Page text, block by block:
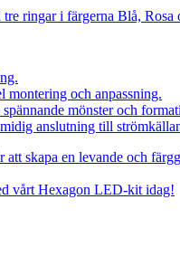
ringar i färgerna Blå, Rosa
montering och anpassning.
mönster och
anslutning till
skapa en levande och
vårt Hexagon LED-kit idag!